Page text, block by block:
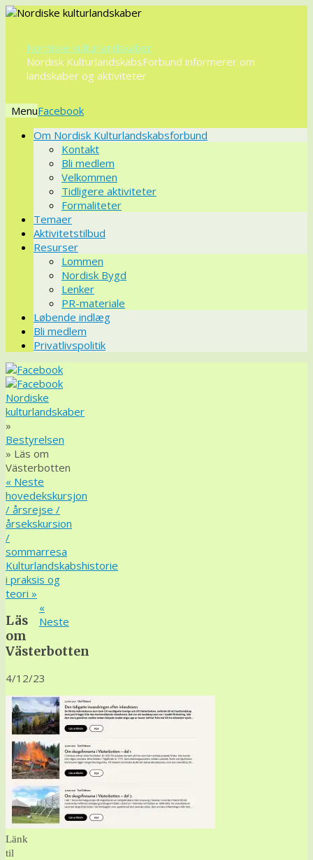
Nordiske kulturlandskaber
Nordisk KulturlandskabsForbund informerer om
landskaber og aktiviteter
Menu
VidereOm Nordisk Kulturlandskabsforbund
Kontakt
Bli medlem
Velkommen
Tidligere aktiviteter
Formaliteter
Temaer
Aktivitetstilbud
Resurser
Lommen
Nordisk Bygd
Lenker
PR-materiale
Løbende indlæg
Bli medlem
Privatlivspolitik
Nordiske
kulturlandskaber
»
Bestyrelsen
» Läs om
Västerbotten
« Neste
hovedekskursjon
/ årsrejse /
årsekskursion
/
sommarresa
Kulturlandskabshistorie
i praksis og
teori »
Läs
om
Västerbotten
4/12/23
Länk
til
«
Neste